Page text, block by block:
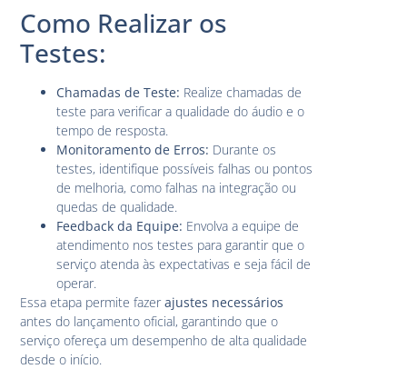
Como Realizar os
Testes:
Chamadas de Teste: Realize chamadas de
teste para verificar a qualidade do áudio e o
tempo de resposta.
Monitoramento de Erros: Durante os
testes, identifique possíveis falhas ou pontos
de melhoria, como falhas na integração ou
quedas de qualidade.
Feedback da Equipe: Envolva a equipe de
atendimento nos testes para garantir que o
serviço atenda às expectativas e seja fácil de
operar.
Essa etapa permite fazerajustes necessários
antes do lançamento oficial, garantindo que o
serviço ofereça um desempenho de alta qualidade
desde o início.